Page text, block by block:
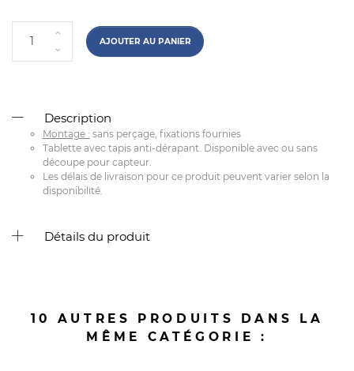
AJOUTER AU PANIER
Description
Montage : sans perçage, fixations fournies
Tablette avec tapis anti-dérapant. Disponible avec ou sans
découpe pour capteur.
Les délais de livraison pour ce produit peuvent varier selon la
disponibilité.
Détails du produit
10 AUTRES PRODUITS DANS LA
MÊME CATÉGORIE :